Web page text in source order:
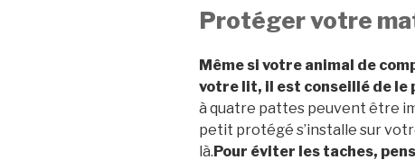
Protéger votre
Même si votre animal de
votre lit, il est conseillé de le
à quatre pattes peuvent être
petit protégé s’installe sur
là.Pour éviter les taches,